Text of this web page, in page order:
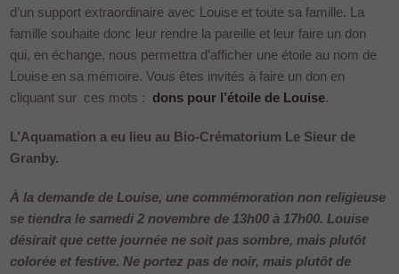
d’un support extraordinaire avec Louise et toute sa famille. La
famille souhaite donc leur rendre la pareille et leur faire un don
qui, en échange, nous permettra d’afficher une étoile au nom de
Louise en sa mémoire. Vous êtes invités à faire un don en
cliquant sur ces mots : dons pour l’étoile de Louise.
L’Aquamation a eu lieu au Bio-Crématorium Le Sieur de
Granby.
À la demande de Louise, une commémoration non religieuse
se tiendra le samedi 2 novembre de 13h00 à 17h00. Louise
désirait que cette journée ne soit pas sombre, mais plutôt
colorée et festive. Ne portez pas de noir, mais plutôt de